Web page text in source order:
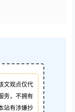
文观点仅代
务，不拥有
站有涉嫌抄